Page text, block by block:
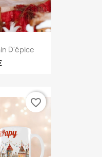
D'épice
favorite_border